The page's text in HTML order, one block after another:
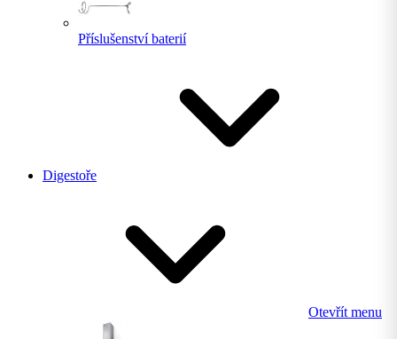
Příslušenství baterií
Digestoře
Otevřít menu